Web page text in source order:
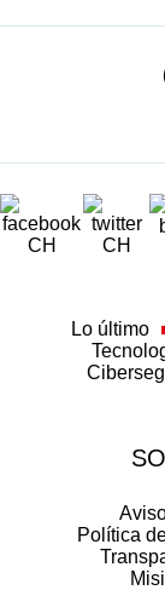
Lo último
Política